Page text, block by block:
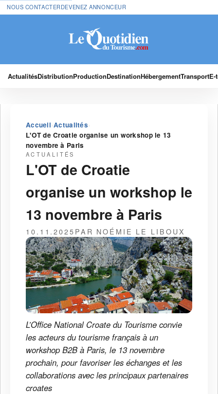
NOUS CONTACTERDEVENEZ ANNONCEUR
ActualitésDistributionProductionDestinationHébergementTransport
Accueil›Actualités›
L'OT de Croatie organise un workshop le 13
novembre à Paris
ACTUALITÉS
L'OT de Croatie
organise un workshop le
13 novembre à Paris
10.11.2025PAR NOÉMIE LE LIBOUX
L’Office National Croate du Tourisme convie
les acteurs du tourisme français à un
workshop B2B à Paris, le 13 novembre
prochain, pour favoriser les échanges et les
collaborations avec les principaux partenaires
croates